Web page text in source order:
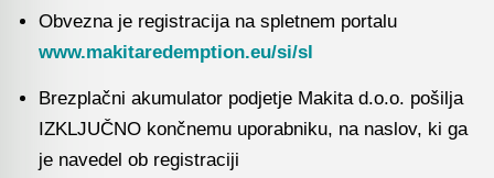
Obvezna je registracija na spletnem portalu
www.makitaredemption.eu/si/sl
Brezplačni akumulator podjetje Makita d.o.o. pošilja
IZKLJUČNO končnemu uporabniku, na naslov, ki ga
je navedel ob registraciji
Akumulatorski vezalci in rezalniki armature &
Akumulatorska mikrovalovna pečica